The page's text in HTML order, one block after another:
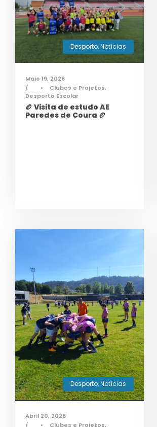
Desporto,Notícias
Maio 19, 2026
•
Clubes e Projetos,
Desporto Escolar
🏉 Visita de estudo AE
Paredes de Coura 🏉
Desporto,Notícias
Abril 20, 2026
•
Clubes e Projetos,